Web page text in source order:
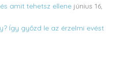
amit tehetsz ellene június 16,
Így győzd le az érzelmi evést